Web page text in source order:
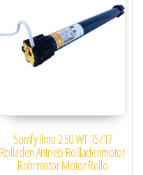
Somfy Ilmo 2 50 WT 15/17
Rolladen Antrieb Rollladenmotor
Rohrmotor Motor Rollo